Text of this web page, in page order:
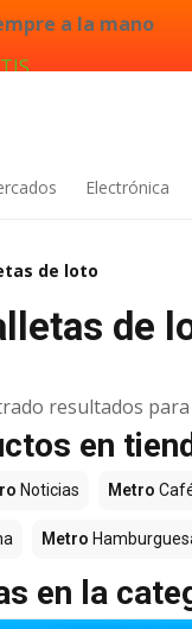
a la mano
Electrónica
de loto
de
resultados
en
Noticias Metro
Metro
en la